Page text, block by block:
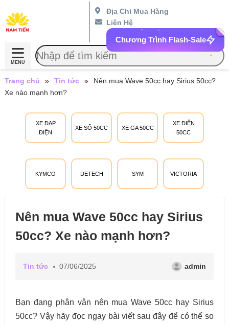
Địa Chỉ Mua Hàng
Liên Hệ
Chương Trình Flash-Sale
MENU
XE ĐẠP
ĐIỆN
XE SỐ 50CC XE GA 50CC
XE ĐIỆN
50CC
KYMCO DETECH SYM VICTORIA
Trang chủ » Tin tức »
Nên mua Wave 50cc hay Sirius 50cc?
Xe nào mạnh hơn?
Nên mua Wave 50cc hay Sirius
50cc? Xe nào mạnh hơn?
Tin tức 07/06/2025 admin
Bạn đang phân vân nên mua Wave 50cc hay Sirius
50cc? Vậy hãy đọc ngay bài viết sau đây để có thể so